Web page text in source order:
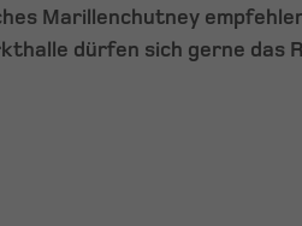
Marillenchutney
dürfen sich gerne das